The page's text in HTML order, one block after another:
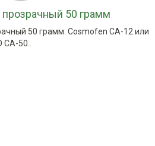
50 грамм
50 грамм. Cosmofen CA-12 или
50..